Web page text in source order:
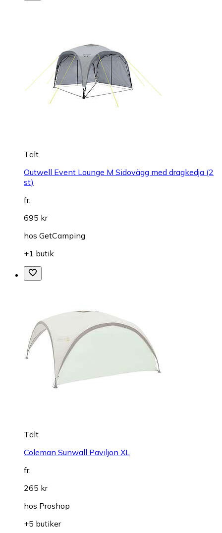
Tält
Outwell Event Lounge M Sidovägg med dragkedja (2
st)
fr.
695 kr
hos GetCamping
+1 butik
Tält
Coleman Sunwall Paviljon XL
fr.
265 kr
hos Proshop
+5 butiker